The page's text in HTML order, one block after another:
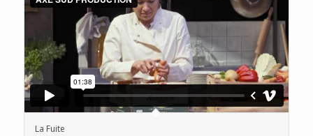
La Fuite